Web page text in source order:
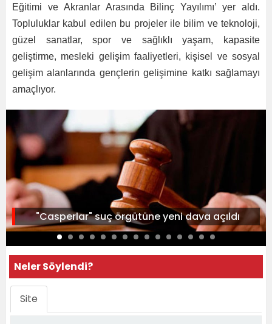
Eğitimi ve Akranlar Arasında Bilinç Yayılımı’ yer aldı.
Topluluklar kabul edilen bu projeler ile bilim ve teknoloji,
güzel sanatlar, spor ve sağlıklı yaşam, kapasite
geliştirme, mesleki gelişim faaliyetleri, kişisel ve sosyal
gelişim alanlarında gençlerin gelişimine katkı sağlamayı
amaçlıyor.
"Casperlar" suç örgütüne yeni dava açıldı
Neler Söylendi?
Site